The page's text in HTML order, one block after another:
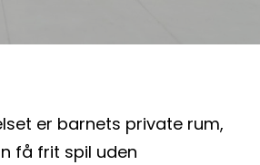
er barnets private rum,
få frit spil uden